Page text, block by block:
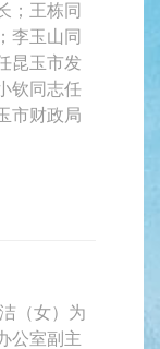
；王栋同
李玉山同
昆玉市发
钦同志任
市财政局
（女）为
公室副主